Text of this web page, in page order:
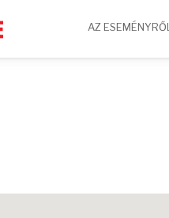
AZ ESEMÉNYRŐL